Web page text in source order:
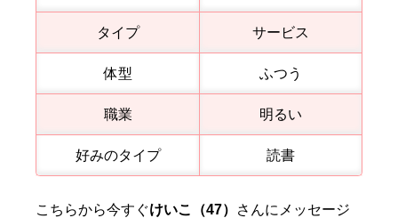
タイプ サービス
体型 ふつう
職業 明るい
好みのタイプ 読書
こちらから今すぐけいこ（47）
さんにメッセージ